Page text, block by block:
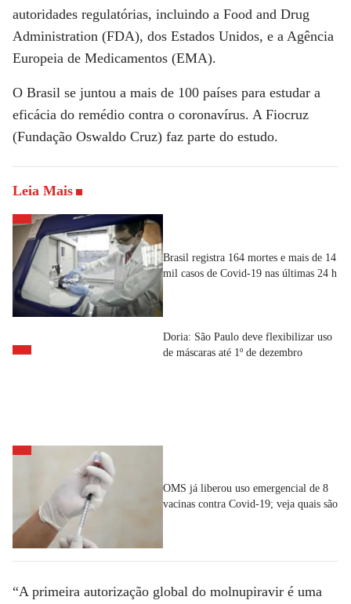
autoridades regulatórias, incluindo a Food and Drug
Administration (FDA), dos Estados Unidos, e a Agência
Europeia de Medicamentos (EMA).
O Brasil se juntou a mais de 100 países para estudar a
eficácia do remédio contra o coronavírus. A Fiocruz
(Fundação Oswaldo Cruz) faz parte do estudo.
Leia Mais
Brasil registra 164 mortes e mais de 14
mil casos de Covid-19 nas últimas 24 h
Doria: São Paulo deve flexibilizar uso
de máscaras até 1º de dezembro
OMS já liberou uso emergencial de 8
vacinas contra Covid-19; veja quais são
“A primeira autorização global do molnupiravir é uma